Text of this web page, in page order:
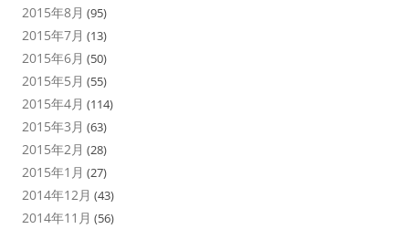
2015年8月 (95)
2015年7月 (13)
2015年6月 (50)
2015年5月 (55)
2015年4月 (114)
2015年3月 (63)
2015年2月 (28)
2015年1月 (27)
2014年12月 (43)
2014年11月 (56)